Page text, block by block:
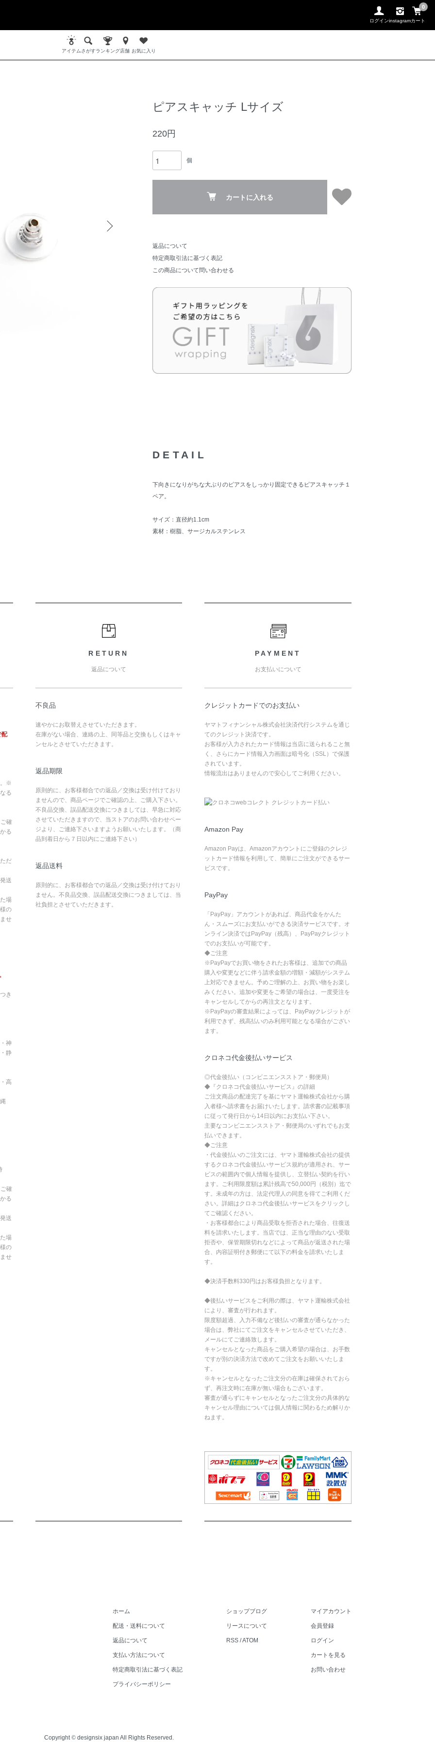
ログインinstagram
0
カート
アイテムさがすランキング店舗 お気に入り
ピアスキャッチ Lサイズ
220円
個
カートに入れる
返品について
特定商取引法に基づく表記
この商品について問い合わせる
DETAIL
下向きになりがちな大ぶりのピアスをしっかり固定できるピアスキャッチ１
ペア。
サイズ：直径約1.1cm
素材：樹脂、サージカルステンレス
配
。※
る
確
る
だ
送
場
の
せ
き
神
静
高
縄
確
る
送
場
の
せ
RETURN
返品について
不良品
速やかにお取替えさせていただきます。
在庫がない場合、連絡の上、同等品と交換もしくはキャ
ンセルとさせていただきます。
返品期限
原則的に、お客様都合での返品／交換は受け付けており
ませんので、商品ページでご確認の上、ご購入下さい。
不良品交換、誤品配送交換につきましては、早急に対応
させていただきますので、当ストアのお問い合わせペー
ジより、ご連絡下さいますようお願いいたします。（商
品到着日から７日以内にご連絡下さい）
返品送料
原則的に、お客様都合での返品／交換は受け付けており
ません。不良品交換、誤品配送交換につきましては、当
社負担とさせていただきます。
PAYMENT
お支払いについて
クレジットカードでのお支払い
ヤマトフィナンシャル株式会社決済代行システムを通じ
てのクレジット決済です。
お客様が入力されたカード情報は当店に送られること無
く、さらにカード情報入力画面は暗号化（SSL）で保護
されています。
情報流出はありませんので安心してご利用ください。
Amazon Pay
Amazon Payは、Amazonアカウントにご登録のクレジ
ットカード情報を利用して、簡単にご注文ができるサー
ビスです。
PayPay
「PayPay」アカウントがあれば、商品代金をかんた
ん・スムーズにお支払いができる決済サービスです。オ
ンライン決済ではPayPay（残高）、PayPayクレジット
でのお支払いが可能です。
◆ご注意
※PayPayでお買い物をされたお客様は、追加での商品
購入や変更などに伴う請求金額の増額・減額がシステム
上対応できません。予めご理解の上、お買い物をお楽し
みください。追加や変更をご希望の場合は、一度受注を
キャンセルしてからの再注文となります。
※PayPayの審査結果によっては、PayPayクレジットが
利用できず、残高払いのみ利用可能となる場合がござい
ます。
クロネコ代金後払いサービス
◎代金後払い（コンビニエンスストア・郵便局）
◆『クロネコ代金後払いサービス』の詳細
ご注文商品の配達完了を基にヤマト運輸株式会社から購
入者様へ請求書をお届けいたします。請求書の記載事項
に従って発行日から14日以内にお支払い下さい。
主要なコンビニエンスストア・郵便局のいずれでもお支
払いできます。
◆ご注意
・代金後払いのご注文には、ヤマト運輸株式会社の提供
するクロネコ代金後払いサービス規約が適用され、サー
ビスの範囲内で個人情報を提供し、立替払い契約を行い
ます。ご利用限度額は累計残高で50,000円（税別）迄で
す。未成年の方は、法定代理人の同意を得てご利用くだ
さい。詳細はクロネコ代金後払いサービスをクリックし
てご確認ください。
・お客様都合により商品受取を拒否された場合、往復送
料を請求いたします。当店では、正当な理由のない受取
拒否や、保管期限切れなどによって商品が返送された場
合、内容証明付き郵便にて以下の料金を請求いたしま
す。
◆決済手数料330円はお客様負担となります。
◆後払いサービスをご利用の際は、ヤマト運輸株式会社
により、審査が行われます。
限度額超過、入力不備など後払いの審査が通らなかった
場合は、弊社にてご注文をキャンセルさせていただき、
メールにてご連絡致します。
キャンセルとなった商品をご購入希望の場合は、お手数
ですが別の決済方法で改めてご注文をお願いいたしま
す。
※キャンセルとなったご注文分の在庫は確保されておら
ず、再注文時に在庫が無い場合もございます。
審査が通らずにキャンセルとなったご注文分の具体的な
キャンセル理由については個人情報に関わるため解りか
ねます。
ホーム
配送・送料について
返品について
支払い方法について
特定商取引法に基づく表記
プライバシーポリシー
ショップブログ
リースについて
RSS /ATOM
マイアカウント
会員登録
ログイン
カートを見る
お問い合わせ
Copyright ©designsix japan All Rights Reserved.